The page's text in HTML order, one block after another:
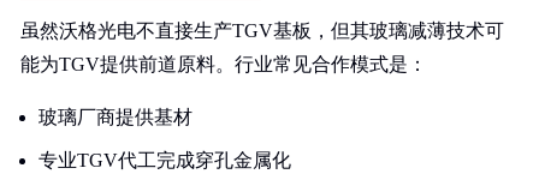
虽然沃格光电不直接生产TGV基板，但其玻璃减薄技术可
能为TGV提供前道原料。行业常见合作模式是：
玻璃厂商提供基材
专业TGV代工完成穿孔金属化